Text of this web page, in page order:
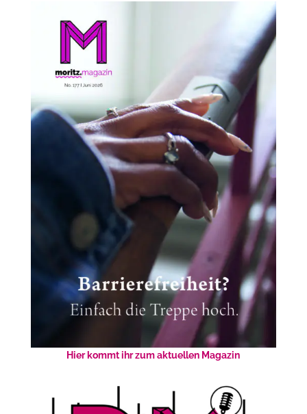
Hier kommt ihr zum aktuellen Magazin